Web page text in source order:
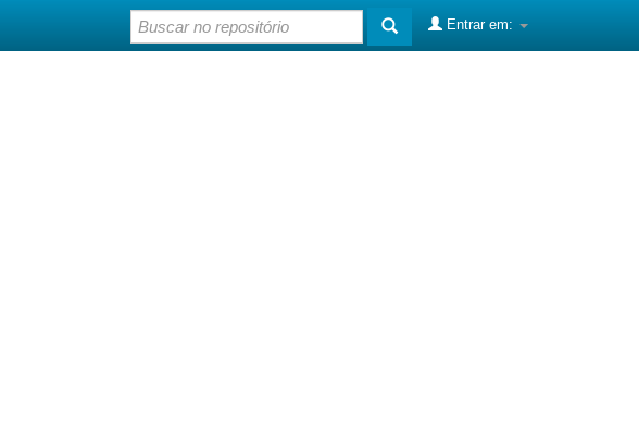
Entrar em: